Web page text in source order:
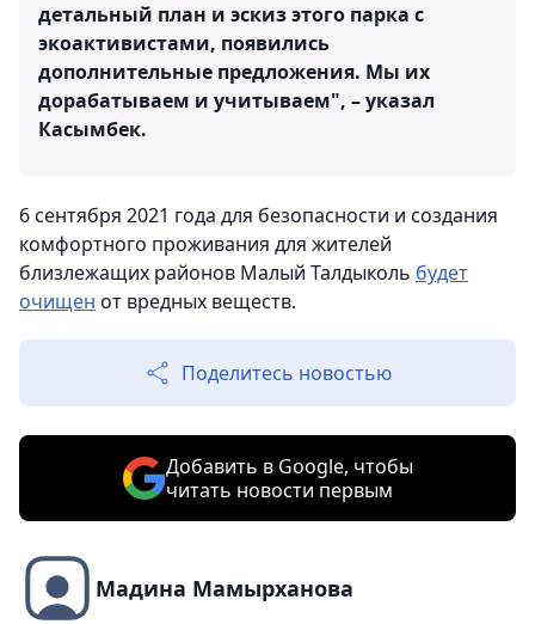
детальный план и эскиз этого парка с
экоактивистами, появились
дополнительные предложения. Мы их
дорабатываем и учитываем", – указал
Касымбек.
6 сентября 2021 года для безопасности и создания
комфортного проживания для жителей
близлежащих районов Малый Талдыколь будет
очищен от вредных веществ.
Поделитесь новостью
Добавить в Google, чтобы
читать новости первым
Мадина Мамырханова